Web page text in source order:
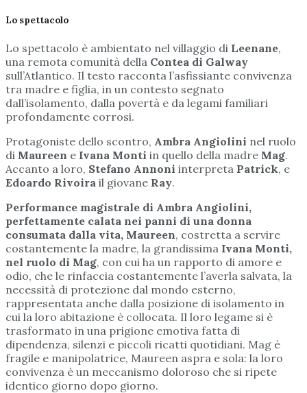
Lo spettacolo
Lo spettacolo è ambientato nel villaggio di Leenane,
una remota comunità della Contea di Galway
sull’Atlantico. Il testo racconta l’asfissiante convivenza
tra madre e figlia, in un contesto segnato
dall’isolamento, dalla povertà e da legami familiari
profondamente corrosi.
Protagoniste dello scontro, Ambra Angiolini nel ruolo
di Maureen e Ivana Monti in quello della madre Mag.
Accanto a loro, Stefano Annoni interpreta Patrick, e
Edoardo Rivoira il giovane Ray.
Performance magistrale di Ambra Angiolini,
perfettamente calata nei panni di una donna
consumata dalla vita, Maureen, costretta a servire
costantemente la madre, la grandissima Ivana Monti,
nel ruolo di Mag, con cui ha un rapporto di amore e
odio, che le rinfaccia costantemente l’averla salvata, la
necessità di protezione dal mondo esterno,
rappresentata anche dalla posizione di isolamento in
cui la loro abitazione è collocata. Il loro legame si è
trasformato in una prigione emotiva fatta di
dipendenza, silenzi e piccoli ricatti quotidiani. Mag è
fragile e manipolatrice, Maureen aspra e sola: la loro
convivenza è un meccanismo doloroso che si ripete
identico giorno dopo giorno.